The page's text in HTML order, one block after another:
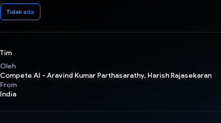
Tidak ada
Tim
Oleh
Compete AI - Aravind Kumar Parthasarathy, Harish Rajasekaran
From
India